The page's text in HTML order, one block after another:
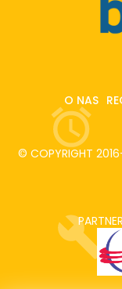
O NAS
© COPYRIGHT